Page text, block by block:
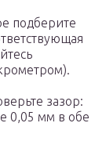
подберите
зазор:
0,05 мм в обе